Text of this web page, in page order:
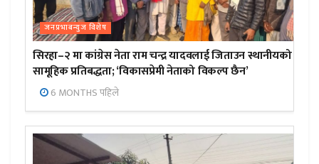
जनप्रभाबन्युज विशेष
सिरहा–२ मा कांग्रेस नेता राम चन्द्र यादवलाई जिताउन स्थानीयको
सामूहिक प्रतिबद्धता; ‘विकासप्रेमी नेताको विकल्प छैन’
6 MONTHS पहिले